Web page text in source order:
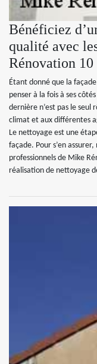
Bénéficiez
qualité avec
Rénovation 10
Étant donné que la
penser à la fois à ses
dernière n’est pas le seul
climat et aux différentes
Le nettoyage est une
façade. Pour s’en
professionnels de Mike
réalisation de nettoyage